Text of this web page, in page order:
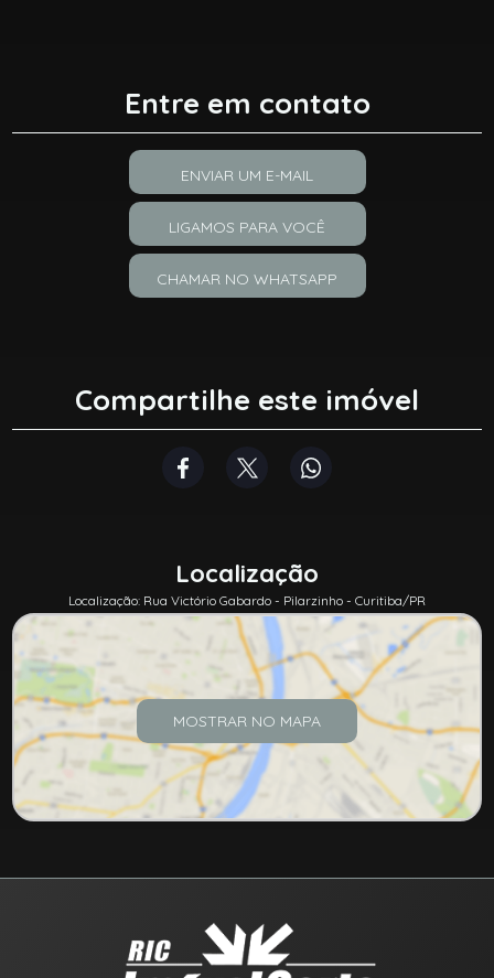
Entre em contato
ENVIAR UM E-MAIL
LIGAMOS PARA VOCÊ
CHAMAR NO WHATSAPP
Compartilhe este imóvel
Localização
Localização: Rua Victório Gabardo - Pilarzinho - Curitiba/PR
MOSTRAR NO MAPA